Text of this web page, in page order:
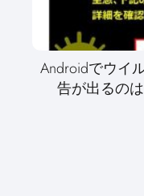
Androidでウイ
告が出るの